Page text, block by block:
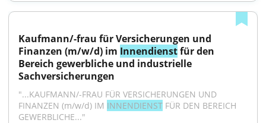
Kaufmann/-frau für Versicherungen und
Finanzen (m/w/d) im Innendienst für den
Bereich gewerbliche und industrielle
Sachversicherungen
"...KAUFMANN/-FRAU FÜR VERSICHERUNGEN UND
FINANZEN (m/w/d) IM INNENDIENST FÜR DEN BEREICH
GEWERBLICHE..."